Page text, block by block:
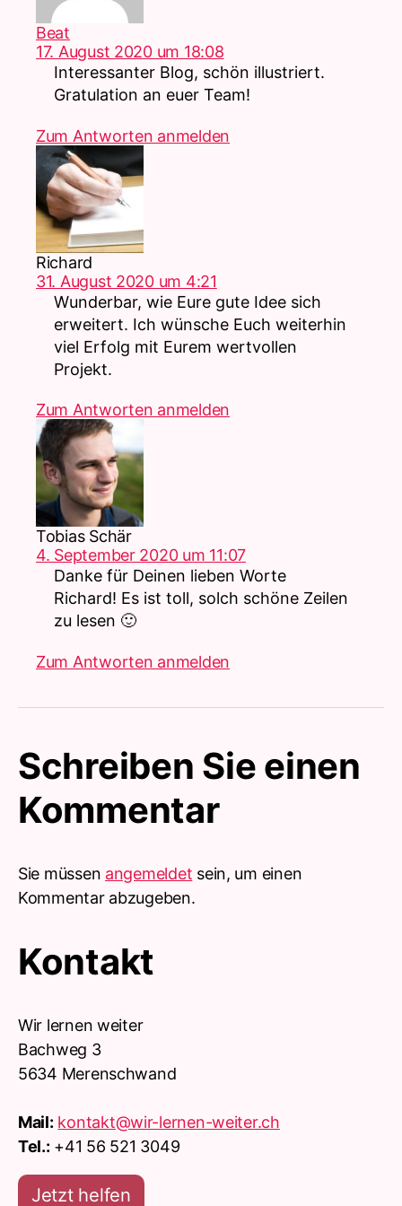
Beatsagt:
17. August 2020 um 18:08
Interessanter Blog, schön illustriert.
Gratulation an euer Team!
Zum Antworten anmelden
Richard
31. August 2020 um 4:21
Wunderbar, wie Eure gute Idee sich
erweitert. Ich wünsche Euch weiterhin
viel Erfolg mit Eurem wertvollen
Projekt.
Zum Antworten anmelden
Tobias Schärsagt:
4. September 2020 um 11:07
Danke für Deinen lieben Worte
Richard! Es ist toll, solch schöne Zeilen
zu lesen 🙂
Zum Antworten anmelden
Schreiben Sie einen
Kommentar
Sie müssen angemeldet sein, um einen
Kommentar abzugeben.
Kontakt
Wir lernen weiter
Bachweg 3
5634 Merenschwand
Mail: kontakt@wir-lernen-weiter.ch
Tel.: +41 56 521 3049
Jetzt helfen